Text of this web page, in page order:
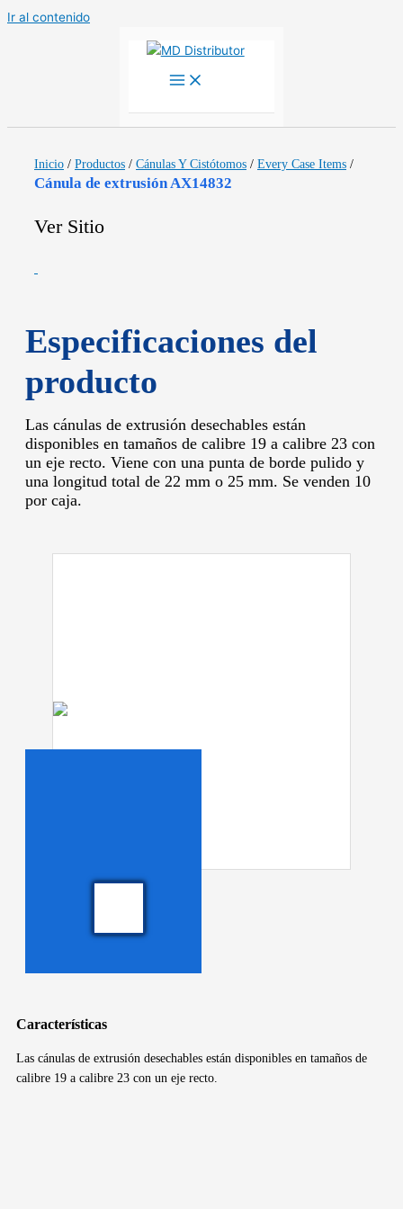
Ir al contenido
Inicio / Productos / Cánulas Y Cistótomos / Every Case Items /
Cánula de extrusión AX14832
Ver Sitio
Especificaciones del
producto
Las cánulas de extrusión desechables están
disponibles en tamaños de calibre 19 a calibre 23 con
un eje recto. Viene con una punta de borde pulido y
una longitud total de 22 mm o 25 mm. Se venden 10
por caja.
Características
Las cánulas de extrusión desechables están disponibles en tamaños de
calibre 19 a calibre 23 con un eje recto.